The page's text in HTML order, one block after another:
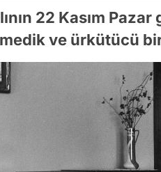
22 Kasım
ve ürkütücü